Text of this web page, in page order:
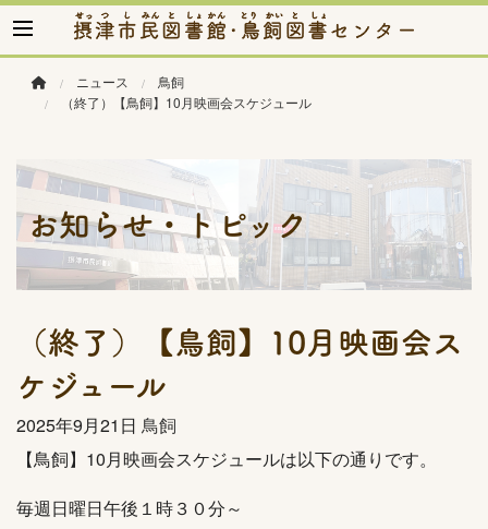
ニュース
鳥飼
（終了）【鳥飼】10月映画会スケジュール
お知らせ・トピック
（終了）【鳥飼】10月映画会ス
ケジュール
2025年9月21日 鳥飼
【鳥飼】10月映画会スケジュールは以下の通りです。
毎週日曜日午後１時３０分～